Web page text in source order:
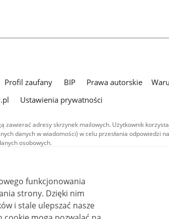
Profil zaufany BIP Prawa autorskie
Ustawienia prywatności
zawierać adresy skrzynek mailowych. Użytkownik
danych w wiadomości) w celu przesłania odpowiedzi
osobowych.
(z wyłączeniem treści audiowizualnych), są
Commons: uznanie autorstwa - na tych samych
Materiały audiowizualne, w tym zdjęcia, materiały audio i
Creative Commons: uznanie autorstwa użycie
NC-ND 4.0), o ile nie jest to stwierdzone inaczej.
funkcjonowania
Dzięki nim
i stale ulepszać nasze